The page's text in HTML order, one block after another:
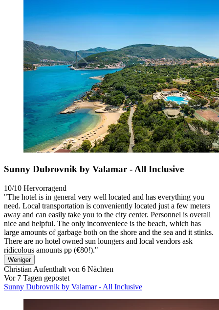
Sunny Dubrovnik by Valamar - All Inclusive
10/10 Hervorragend
"The hotel is in general very well located and has everything you
need. Local transportation is conveniently located just a few meters
away and can easily take you to the city center. Personnel is overall
nice and helpful. The only inconveniece is the beach, which has
large amounts of garbage both on the shore and the sea and it stinks.
There are no hotel owned sun loungers and local vendors ask
ridicolous amounts pp (€80!)."
Weniger
Christian Aufenthalt von 6 Nächten
Vor 7 Tagen gepostet
Sunny Dubrovnik by Valamar - All Inclusive